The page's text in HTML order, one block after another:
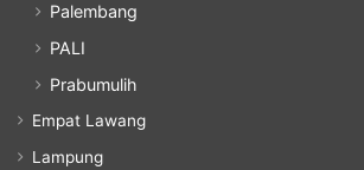
Palembang
PALI
Prabumulih
Empat Lawang
Lampung